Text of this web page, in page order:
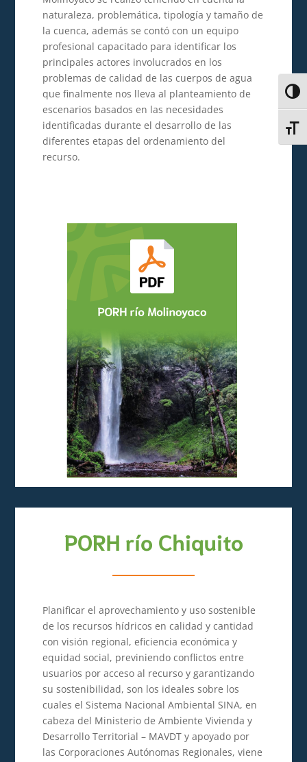
naturaleza, problemática, tipología y tamaño de
la cuenca, además se contó con un equipo
profesional capacitado para identificar los
principales actores involucrados en los
problemas de calidad de las cuerpos de agua
que finalmente nos lleva al planteamiento de
escenarios basados en las necesidades
identificadas durante el desarrollo de las
diferentes etapas del ordenamiento del
recurso.
PORH río Chiquito
Planificar el aprovechamiento y uso sostenible
de los recursos hídricos en calidad y cantidad
con visión regional, eficiencia económica y
equidad social, previniendo conflictos entre
usuarios por acceso al recurso y garantizando
su sostenibilidad, son los ideales sobre los
cuales el Sistema Nacional Ambiental SINA, en
cabeza del Ministerio de Ambiente Vivienda y
Desarrollo Territorial – MAVDT y apoyado por
las Corporaciones Autónomas Regionales, viene